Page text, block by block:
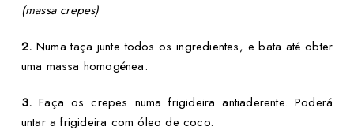
(massa crepes)
2. Numa taça junte todos os ingredientes, e bata até obter
uma massa homogénea.
3. Faça os crepes numa frigideira antiaderente. Poderá
untar a frigideira com óleo de coco.